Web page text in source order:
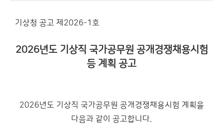
기상청 공고 제2026-­1호
2026년도 기상직 국가공무원 공개경쟁채용시험
등 계획 공고
2026년도 기상직 국가공무원 공개경쟁채용시험 계획을
다음과 같이 공고합니다.